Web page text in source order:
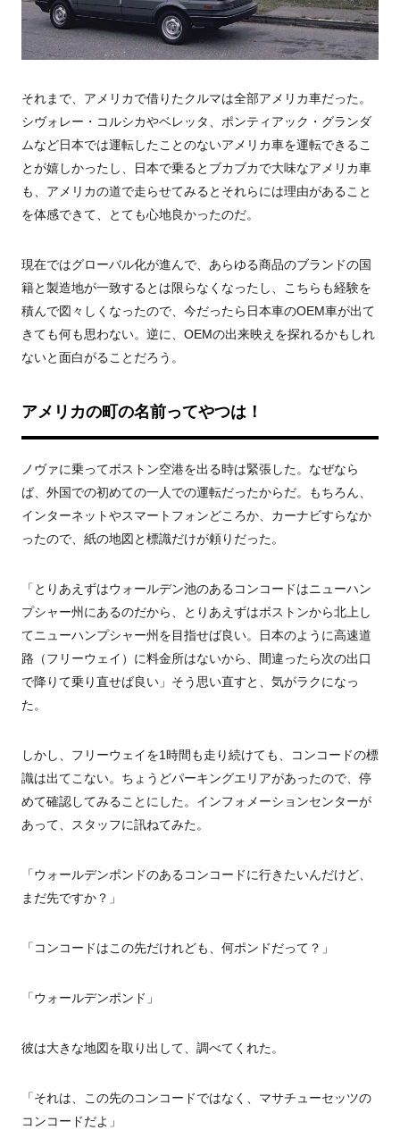
それまで、アメリカで借りたクルマは全部アメリカ車だった。
シヴォレー・コルシカやベレッタ、ポンティアック・グランダ
ムなど日本では運転したことのないアメリカ車を運転できるこ
とが嬉しかったし、日本で乗るとブカブカで大味なアメリカ車
も、アメリカの道で走らせてみるとそれらには理由があること
を体感できて、とても心地良かったのだ。
現在ではグローバル化が進んで、あらゆる商品のブランドの国
籍と製造地が一致するとは限らなくなったし、こちらも経験を
積んで図々しくなったので、今だったら日本車のOEM車が出て
きても何も思わない。逆に、OEMの出来映えを探れるかもしれ
ないと面白がることだろう。
アメリカの町の名前ってやつは！
ノヴァに乗ってボストン空港を出る時は緊張した。なぜなら
ば、外国での初めての一人での運転だったからだ。もちろん、
インターネットやスマートフォンどころか、カーナビすらなか
ったので、紙の地図と標識だけが頼りだった。
「とりあえずはウォールデン池のあるコンコードはニューハン
プシャー州にあるのだから、とりあえずはボストンから北上し
てニューハンプシャー州を目指せば良い。日本のように高速道
路（フリーウェイ）に料金所はないから、間違ったら次の出口
で降りて乗り直せば良い」そう思い直すと、気がラクになっ
た。
しかし、フリーウェイを1時間も走り続けても、コンコードの標
識は出てこない。ちょうどパーキングエリアがあったので、停
めて確認してみることにした。インフォメーションセンターが
あって、スタッフに訊ねてみた。
「ウォールデンポンドのあるコンコードに行きたいんだけど、
まだ先ですか？」
「コンコードはこの先だけれども、何ポンドだって？」
「ウォールデンポンド」
彼は大きな地図を取り出して、調べてくれた。
「それは、この先のコンコードではなく、マサチューセッツの
コンコードだよ」